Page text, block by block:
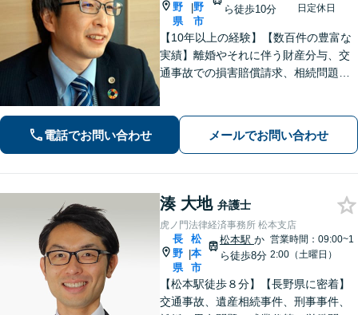
野
県
|野
市
ら徒歩10分
日定休日
【10年以上の経験】【数百件の豊富な
実績】離婚やそれに伴う財産分与、交
通事故での損害賠償請求、相続問題な
戸建て事務所です。【休日・夜間相談
電話でお問い合わせ メールでお問い合わせ
湊 大地 弁護士
虎ノ門法律経済事務所 松本支店
長
野
県
|
松
本
市
松本駅 か
ら徒歩8分
営業時間：09:00~1
2:00（土曜日）
【松本駅徒歩８分】【長野県に密着】
交通事故、遺産相続事件、刑事事件、